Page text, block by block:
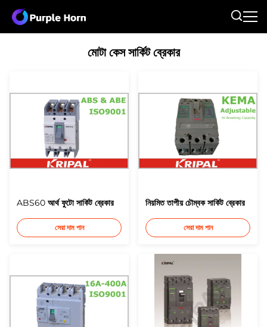
মোটা কেস সার্কিট ব্রেকার
ABS60 আর্থ ফুটো সার্কিট ব্রেকার
সেরা দাম পান
নিয়মিত তাপীয় চৌম্বক সার্কিট ব্রেকার
সেরা দাম পান